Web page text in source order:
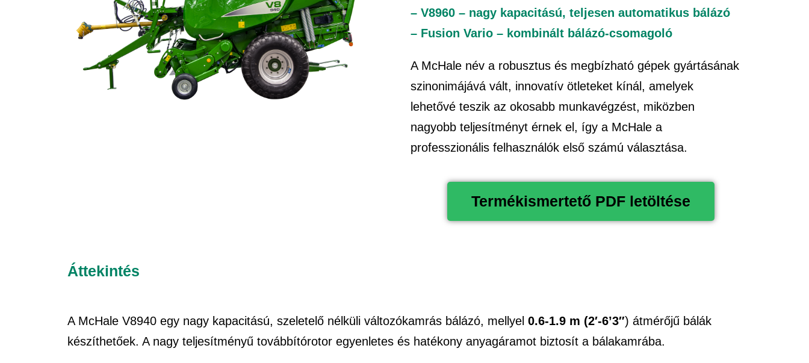
– V8960 – nagy kapacitású, teljesen automatikus bálázó
– Fusion Vario – kombinált bálázó-csomagoló
A McHale név a robusztus és megbízható gépek gyártásának
szinonimájává vált, innovatív ötleteket kínál, amelyek
lehetővé teszik az okosabb munkavégzést, miközben
nagyobb teljesítményt érnek el, így a McHale a
professzionális felhasználók első számú választása.
Termékismertető PDF letöltése
Áttekintés
A McHale V8940 egy nagy kapacitású, szeletelő nélküli változókamrás bálázó, mellyel 0.6-1.9 m (2′-6’3″) átmérőjű bálák
készíthetőek. A nagy teljesítményű továbbítórotor egyenletes és hatékony anyagáramot biztosít a bálakamrába.